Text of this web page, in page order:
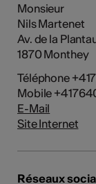
Monsieur
Nils Martenet
Av. de la
1870 Monthey
Téléphone
Mobile
E-Mail
Site Internet
Réseaux